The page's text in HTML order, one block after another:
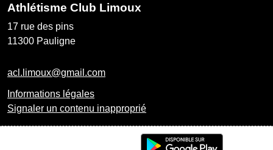
Athlétisme Club Limoux
17 rue des pins
11300 Pauligne
acl.limoux@gmail.com
Informations légales
Signaler un contenu inapproprié